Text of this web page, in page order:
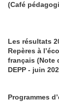
(Café
Les résultats
Repères à
français (Note
DEPP - juin
Programmes